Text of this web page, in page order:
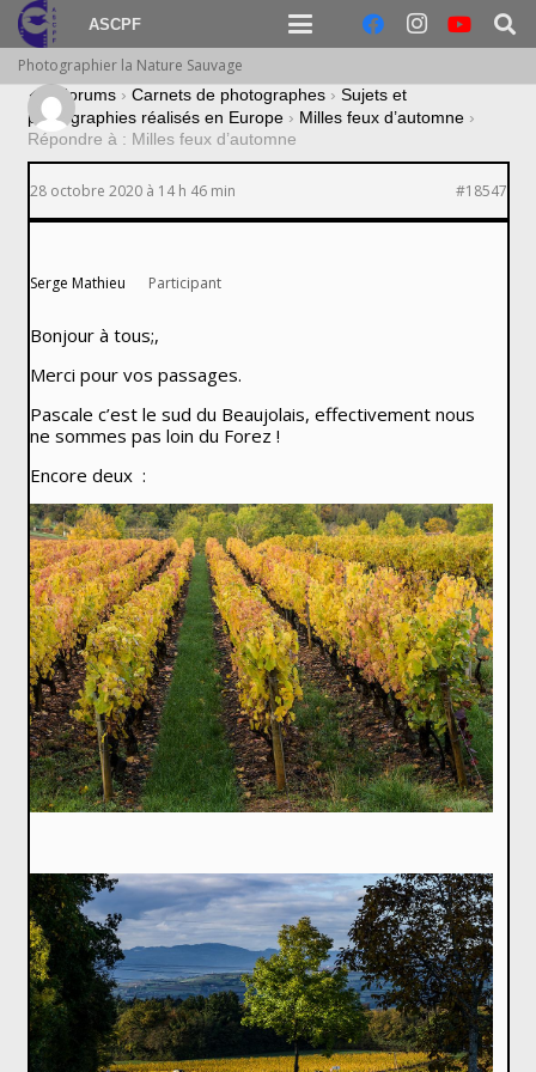
ASCPF
Photographier la Nature Sauvage
› Forums › Carnets de photographes › Sujets et
photographies réalisés en Europe › Milles feux d’automne ›
Répondre à : Milles feux d’automne
28 octobre 2020 à 14 h 46 min #18547
Serge Mathieu Participant
Bonjour à tous;,
Merci pour vos passages.
Pascale c’est le sud du Beaujolais, effectivement nous
ne sommes pas loin du Forez !
Encore deux :